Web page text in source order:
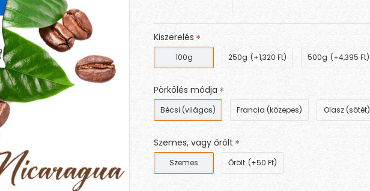
Kiszerelés
100g 250g (+1,320 Ft) 500g (+4,395 Ft)
Pörkölés módja
Bécsi (világos) Francia (közepes) Olasz (sötét)
Szemes, vagy őrölt
Szemes Őrölt (+50 Ft)